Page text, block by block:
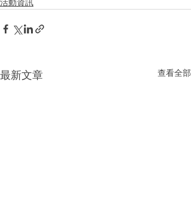
活動資訊
最新文章 查看全部